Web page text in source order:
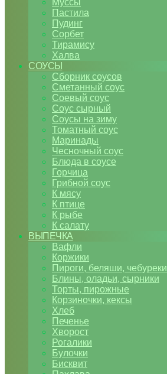
Муссы
Пастила
Пудинг
Сорбет
Тирамису
Халва
СОУСЫ
Сборник соусов
Сметанный соус
Соевый соус
Соус сырный
Соусы на зиму
Томатный соус
Маринады
Чесночный соус
Блюда в соусе
Горчица
Грибной соус
К мясу
К птице
К рыбе
К салату
ВЫПЕЧКА
Вафли
Коржики
Пироги, беляши, чебуреки
Блины, оладьи, сырники
Торты, пирожные
Корзиночки, кексы
Хлеб
Печенье
Хворост
Рогалики
Булочки
Бисквит